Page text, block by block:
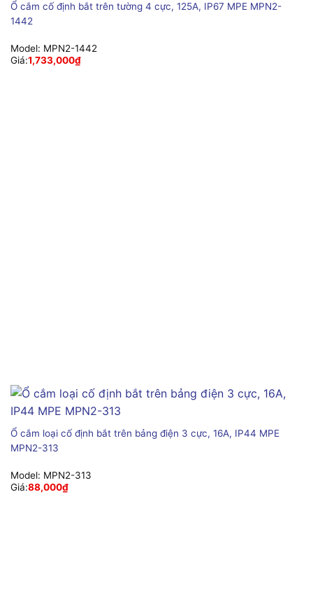
Ổ cắm cố định bắt trên tường 4 cực, 125A, IP67 MPE MPN2-
1442
Model: MPN2-1442
Giá:1,733,000₫
Ổ cắm loại cố định bắt trên bảng điện 3 cực, 16A, IP44 MPE
MPN2-313
Model: MPN2-313
Giá:88,000₫